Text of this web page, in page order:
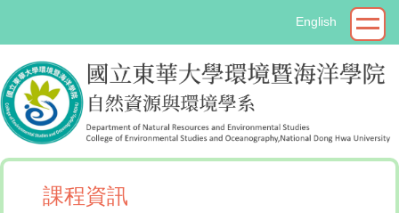
要
內
容
區
English
課程資訊